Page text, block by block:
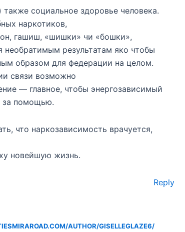
также социальное здоровье человека.
наркотиков,
гашиш, «шишки» чи «бошки»,
необратимым результатам яко чтобы
образом для федерации на целом.
связи возможно
— главное, чтобы энергозависимый
за помощью.
что наркозависимость врачуется,
новейшую жизнь.
Reply
AUTHOR/GISELLEGLAZE6/